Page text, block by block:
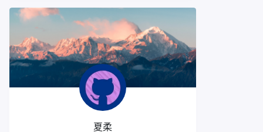
夏柔